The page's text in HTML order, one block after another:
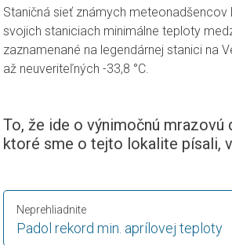
Staničná sieť známych
svojich staniciach minimálne teploty
zaznamenané na legendárnej stanici na
až neuveriteľných -33,8 °C.
To, že ide o výnimočnú
ktoré sme o tejto lokalite písali,
Padol rekord min. aprílovej teploty
Neprehliadnite